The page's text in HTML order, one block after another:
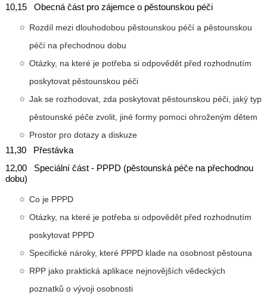
10,15 Obecná část pro zájemce o pěstounskou péči
Rozdíl mezi dlouhodobou pěstounskou péčí a pěstounskou
péčí na přechodnou dobu
Otázky, na které je potřeba si odpovědět před rozhodnutím
poskytovat pěstounskou péči
Jak se rozhodovat, zda poskytovat pěstounskou péči, jaký typ
pěstounské péče zvolit, jiné formy pomoci ohroženým dětem
Prostor pro dotazy a diskuze
11,30 Přestávka
12,00 Speciální část - PPPD (pěstounská péče na přechodnou
dobu)
Co je PPPD
Otázky, na které je potřeba si odpovědět před rozhodnutím
poskytovat PPPD
Specifické nároky, které PPPD klade na osobnost pěstouna
RPP jako praktická aplikace nejnovějších vědeckých
poznatků o vývoji osobnosti